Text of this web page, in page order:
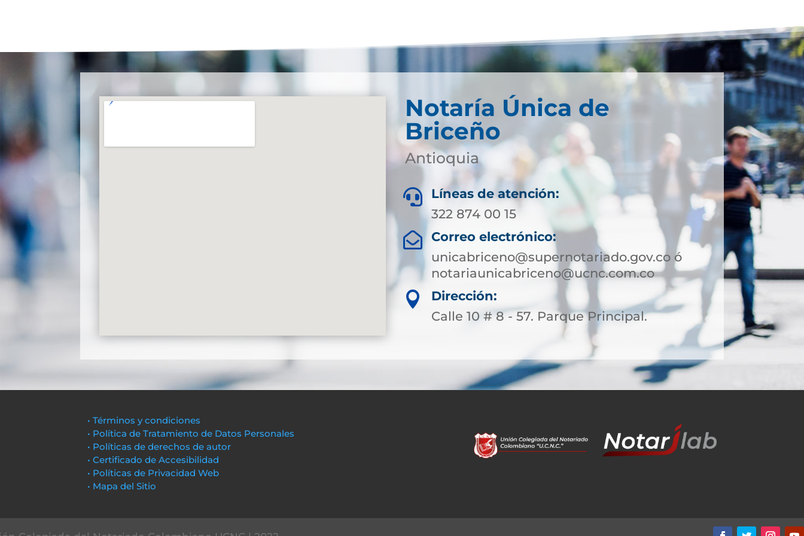
Notaría Única de
Briceño
Antioquia

Líneas de atención:
322 874 00 15

Correo electrónico:
unicabriceno@supernotariado.gov.co ó
notariaunicabriceno@ucnc.com.co

Dirección:
Calle 10 # 8 - 57. Parque Principal.
• Términos y condiciones
• Política de Tratamiento de Datos Personales
• Políticas de derechos de autor
• Certificado de Accesibilidad
• Políticas de Privacidad Web
• Mapa del Sitio